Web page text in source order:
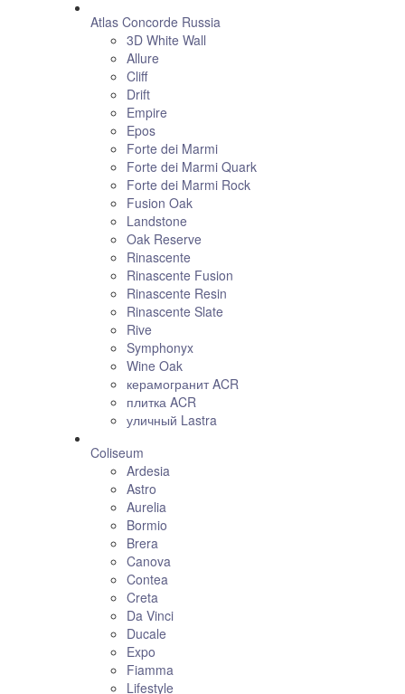
Atlas Concorde Russia
3D White Wall
Allure
Cliff
Drift
Empire
Epos
Forte dei Marmi
Forte dei Marmi Quark
Forte dei Marmi Rock
Fusion Oak
Landstone
Oak Reserve
Rinascente
Rinascente Fusion
Rinascente Resin
Rinascente Slate
Rive
Symphonyx
Wine Oak
керамогранит ACR
плитка ACR
уличный Lastra
Coliseum
Ardesia
Astro
Aurelia
Bormio
Brera
Canova
Contea
Creta
Da Vinci
Ducale
Expo
Fiamma
Lifestyle